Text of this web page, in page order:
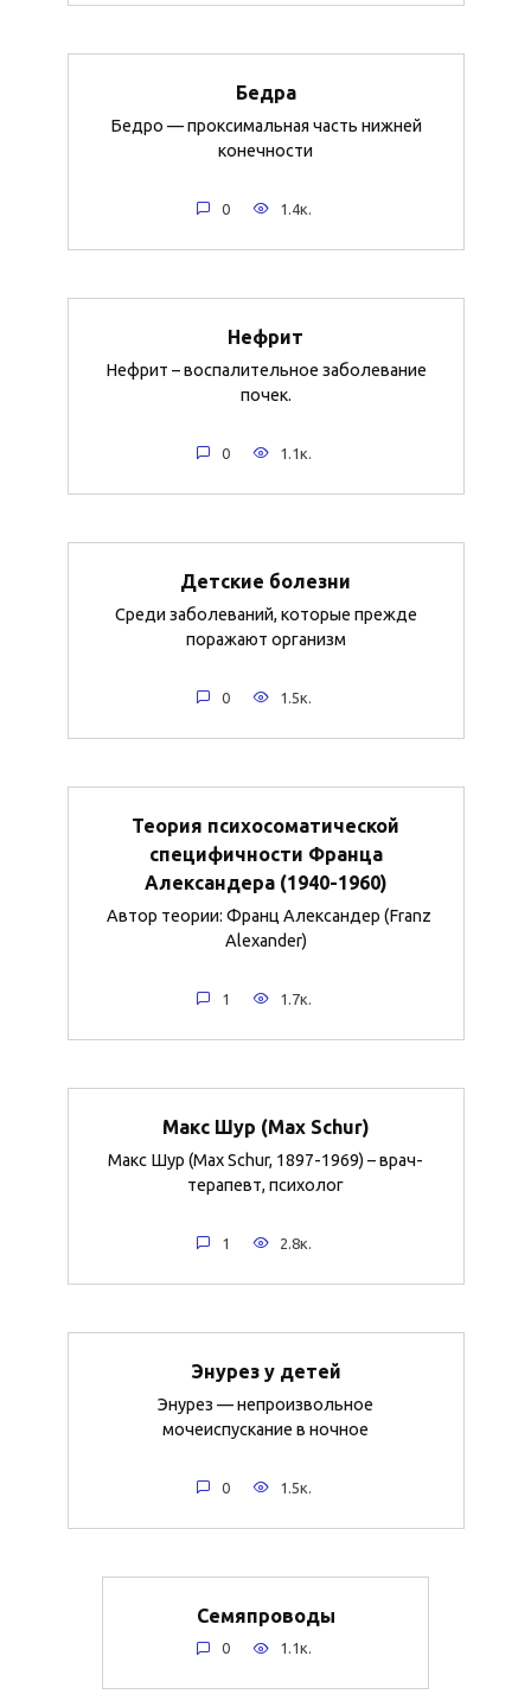
Бедра
Бедро — проксимальная часть нижней
конечности
0 1.4к.
Нефрит
Нефрит – воспалительное заболевание
почек.
0 1.1к.
Детские болезни
Среди заболеваний, которые прежде
поражают организм
0 1.5к.
Теория психосоматической
специфичности Франца
Александера (1940-1960)
Автор теории: Франц Александер (Franz
Alexander)
1 1.7к.
Макс Шур (Max Schur)
Макс Шур (Max Schur, 1897-1969) – врач-
терапевт, психолог
1 2.8к.
Энурез у детей
Энурез — непроизвольное
мочеиспускание в ночное
0 1.5к.
Семяпроводы
0 1.1к.